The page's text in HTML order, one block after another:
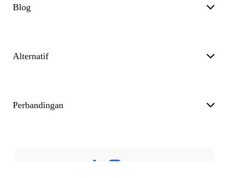
Blog
Alternatif
Perbandingan